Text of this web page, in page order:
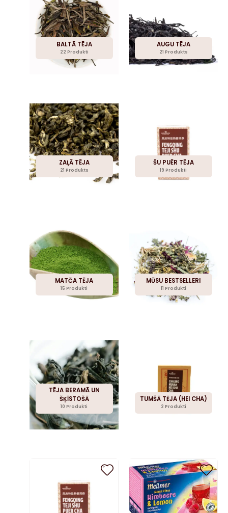
BALTĀ TĒJA
22 Produkti
AUGU TĒJA
21 Produkts
ZAĻĀ TĒJA
21 Produkts
ŠU PUĒR TĒJA
19 Produkti
MATČA TĒJA
15 Produkti
MŪSU BESTSELLERI
11 Produkti
TĒJA BERAMĀ UN
ŠĶĪSTOŠĀ
10 Produkti
TUMŠĀ TĒJA (HEI CHA)
2 Produkti